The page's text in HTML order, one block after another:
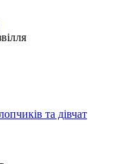
та дівчат